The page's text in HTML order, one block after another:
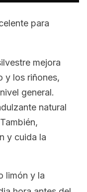
para
mejora
y los riñones,
general.
natural
y cuida la
limón y la